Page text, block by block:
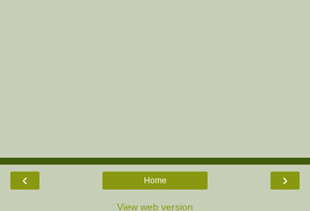
‹ ›
Home
View web version